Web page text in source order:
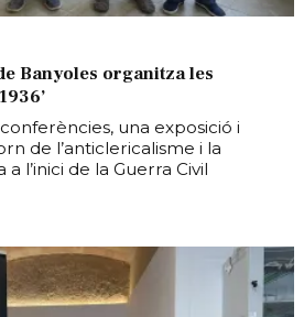
Banyoles organitza les
una exposició i
de l’anticlericalisme i la
l’inici de la Guerra Civil